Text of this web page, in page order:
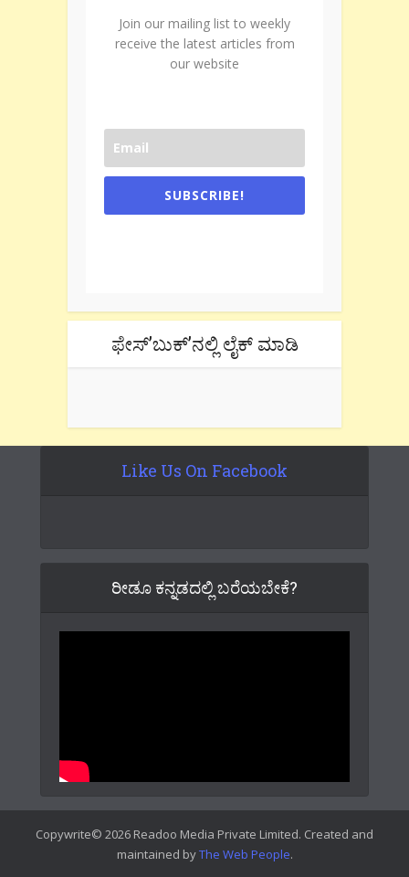
Join our mailing list to weekly
receive the latest articles from
our website
SUBSCRIBE!
ಫೇಸ್’ಬುಕ್’ನಲ್ಲಿ ಲೈಕ್ ಮಾಡಿ
Like Us On Facebook
ರೀಡೂ ಕನ್ನಡದಲ್ಲಿ ಬರೆಯಬೇಕೆ?
Copywrite© 2026 Readoo Media Private Limited. Created and
maintained byThe Web People.